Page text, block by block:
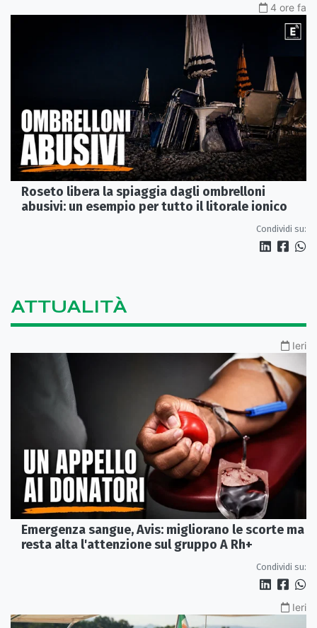
4 ore fa
Roseto libera la spiaggia dagli ombrelloni
abusivi: un esempio per tutto il litorale ionico
Condividi su:
ATTUALITÀ
Ieri
Emergenza sangue, Avis: migliorano le scorte ma
resta alta l'attenzione sul gruppo A Rh+
Condividi su:
Ieri